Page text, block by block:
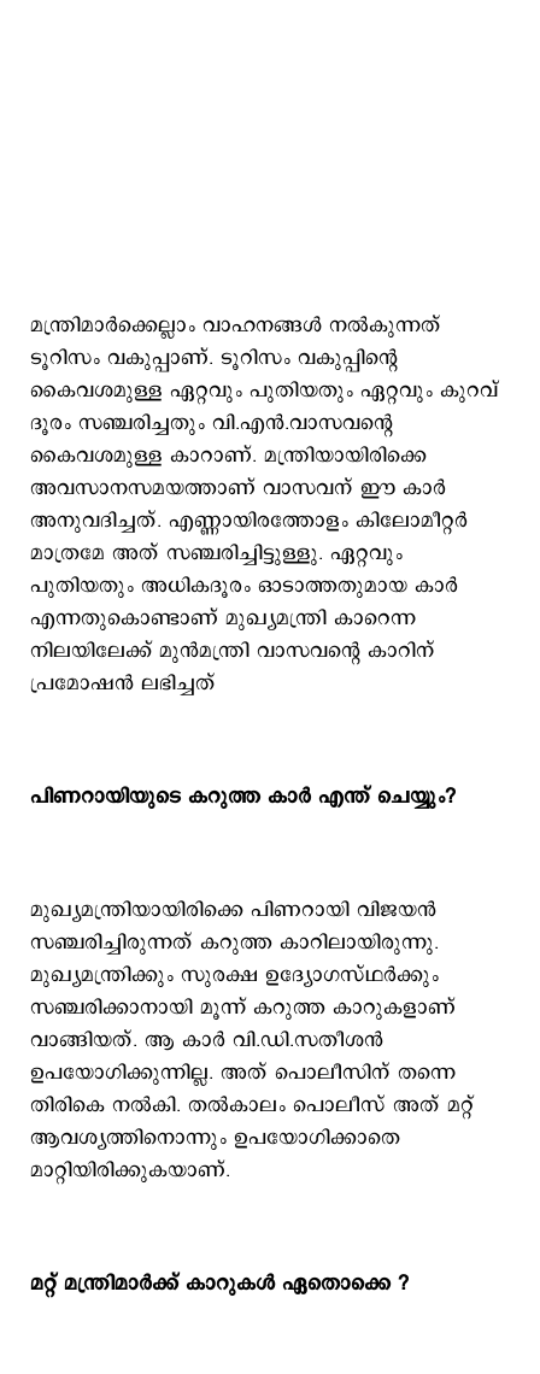
മന്ത്രിമാര്‍ക്കെല്ലാം വാഹനങ്ങള്‍ നല്‍കുന്നത്
ടൂറിസം വകുപ്പാണ്. ടൂറിസം വകുപ്പിന്‍റെ
കൈവശമുള്ള ഏറ്റവും പുതിയതും ഏറ്റവും കുറവ്
ദൂരം സഞ്ചരിച്ചതും വി.എന്‍.വാസവന്‍റെ
കൈവശമുള്ള കാറാണ്. മന്ത്രിയായിരിക്കെ
അവസാനസമയത്താണ് വാസവന് ഈ കാര്‍
അനുവദിച്ചത്. എണ്ണായിരത്തോളം കിലോമീറ്റര്‍
മാത്രമേ അത് സഞ്ചരിച്ചിട്ടുള്ളു. ഏറ്റവും
പുതിയതും അധികദൂരം ഓടാത്തതുമായ കാര്‍
എന്നതുകൊണ്ടാണ് മുഖ്യമന്ത്രി കാറെന്ന
നിലയിലേക്ക് മുന്‍മന്ത്രി വാസവന്‍റെ കാറിന്
പ്രമോഷന്‍ ലഭിച്ചത്
പിണറായിയുടെ കറുത്ത കാര്‍ എന്ത് ചെയ്യും?
മുഖ്യമന്ത്രിയായിരിക്കെ പിണറായി വിജയന്‍
സഞ്ചരിച്ചിരുന്നത് കറുത്ത കാറിലായിരുന്നു.
മുഖ്യമന്ത്രിക്കും സുരക്ഷ ഉദ്യോഗസ്ഥര്‍ക്കും
സഞ്ചരിക്കാനായി മൂന്ന് കറുത്ത കാറുകളാണ്
വാങ്ങിയത്. ആ കാര്‍ വി.ഡി.സതീശന്‍
ഉപയോഗിക്കുന്നില്ല. അത് പൊലീസിന് തന്നെ
തിരികെ നല്‍കി. തല്‍കാലം പൊലീസ് അത് മറ്റ്
ആവശ്യത്തിനൊന്നും ഉപയോഗിക്കാതെ
മാറ്റിയിരിക്കുകയാണ്.
മറ്റ് മന്ത്രിമാര്‍ക്ക് കാറുകള്‍ ഏതൊക്കെ ?